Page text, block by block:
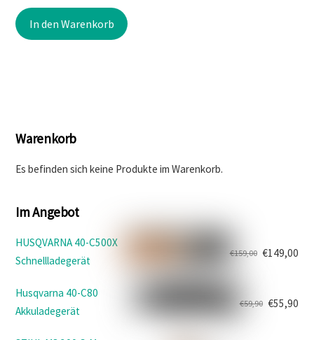
Preis
war:
In den Warenkorb
Warenkorb
Es befinden sich keine Produkte im Warenkorb.
Im Angebot
HUSQVARNA 40-C500X
Schnellladegerät
€159,00
Ursprünglicher
war:
€159,00
€149,00
Aktueller
ist:
€149,00.
Husqvarna 40-C80
Akkuladegerät
€59,90
Ursprünglicher
€55,90
Aktueller